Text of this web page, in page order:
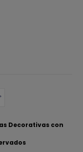
Decorativas con